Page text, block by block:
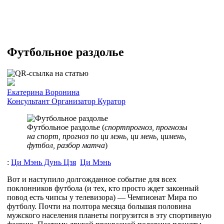
Футбольное раздолье
Екатерина Воронина
Консультант Организатор Куратор
Футбольное раздолье (спортпрогноз, прогнозы
на спорт, прогноз по ци мэнь, ци мень, цимень,
футбол, разбор матча)
: Ци Мэнь Дунь Цзя Ци Мэнь
Вот и наступило долгожданное событие для всех
поклонников футбола (и тех, кто просто ждет законный
повод есть чипсы у телевизора) — Чемпионат Мира по
футболу. Почти на полтора месяца большая половина
мужского населения планеты погрузится в эту спортивную